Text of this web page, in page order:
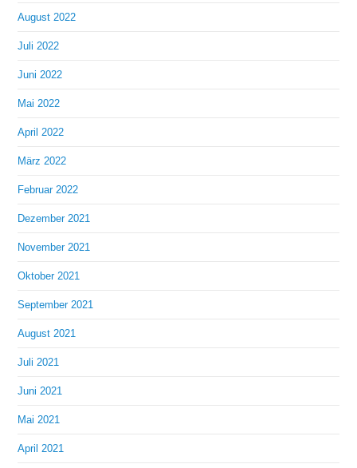
August 2022
Juli 2022
Juni 2022
Mai 2022
April 2022
März 2022
Februar 2022
Dezember 2021
November 2021
Oktober 2021
September 2021
August 2021
Juli 2021
Juni 2021
Mai 2021
April 2021